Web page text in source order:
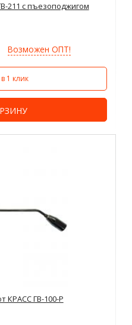
211 с пъезоподжигом
Возможен ОПТ!
1 клик
КРАСС ГВ-100-Р